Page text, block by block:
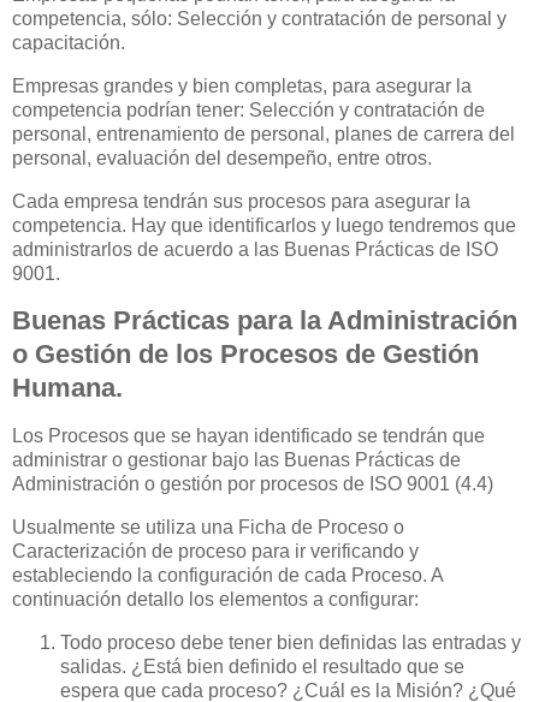
competencia, sólo: Selección y contratación de personal y
capacitación.
Empresas grandes y bien completas, para asegurar la
competencia podrían tener: Selección y contratación de
personal, entrenamiento de personal, planes de carrera del
personal, evaluación del desempeño, entre otros.
Cada empresa tendrán sus procesos para asegurar la
competencia. Hay que identificarlos y luego tendremos que
administrarlos de acuerdo a las Buenas Prácticas de ISO
9001.
Buenas Prácticas para la Administración
o Gestión de los Procesos de Gestión
Humana.
Los Procesos que se hayan identificado se tendrán que
administrar o gestionar bajo las Buenas Prácticas de
Administración o gestión por procesos de ISO 9001 (4.4)
Usualmente se utiliza una Ficha de Proceso o
Caracterización de proceso para ir verificando y
estableciendo la configuración de cada Proceso. A
continuación detallo los elementos a configurar:
Todo proceso debe tener bien definidas las entradas y
salidas. ¿Está bien definido el resultado que se
espera que cada proceso? ¿Cuál es la Misión? ¿Qué